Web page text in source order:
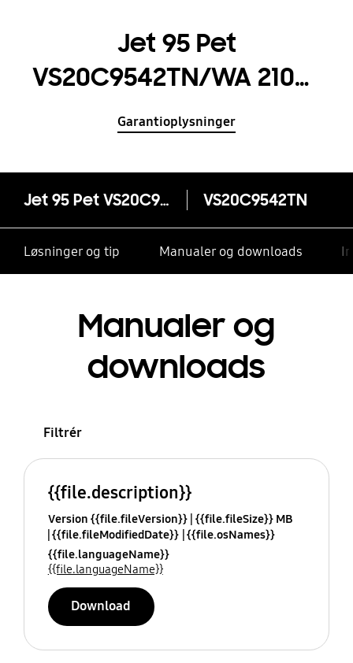
Jet 95 Pet
VS20C9542TN/WA 210W
Med advanced cleaning
Garantioplysninger
Jet 95 Pet VS20C9542TN/WA 210W Med advanced cleaning performance VS20C9542TN
Løsninger og tip Manualer og downloads
Manualer og
downloads
Filtrér
{{file.description}}
Version {{file.fileVersion}} {{file.fileSize}} MB
{{file.fileModifiedDate}} {{file.osNames}}
{{file.languageName}}
{{file.languageName}}
Download